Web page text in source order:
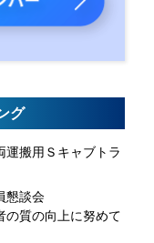
グ
運搬用Ｓキャブトラ
懇談会
の質の向上に努めて